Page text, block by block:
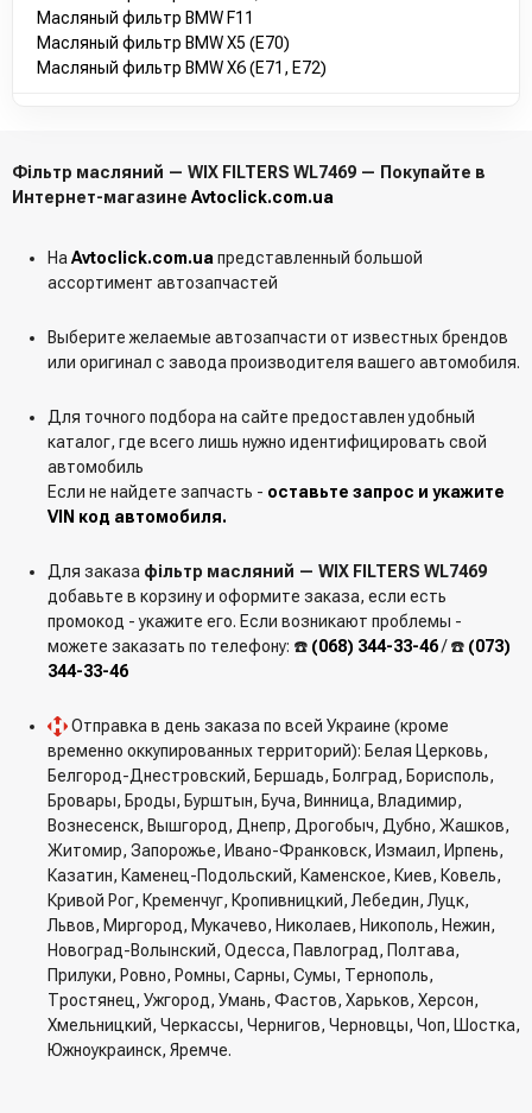
Масляный фильтр BMW F11
Масляный фильтр BMW X5 (E70)
Масляный фильтр BMW X6 (E71, E72)
Фільтр масляний — WIX FILTERS WL7469 — Покупайте в
Интернет-магазине Avtoclick.com.ua
НаAvtoclick.com.uaпредставленный большой
ассортимент автозапчастей
Выберите желаемые автозапчасти от известных брендов
или оригинал с завода производителя вашего автомобиля.
Для точного подбора на сайте предоставлен удобный
каталог, где всего лишь нужно идентифицировать свой
автомобиль
Если не найдете запчасть - оставьте запрос и укажите
VIN код автомобиля.
Для заказа фільтр масляний — WIX FILTERS WL7469
добавьте в корзину и оформите заказа, если есть
промокод - укажите его. Если возникают проблемы -
можете заказать по телефону: ☎️ (068) 344-33-46/ ☎️ (073)
344-33-46
Отправка в день заказа по всей Украине (кроме
временно оккупированных территорий): Белая Церковь,
Белгород-Днестровский, Бершадь, Болград, Борисполь,
Бровары, Броды, Бурштын, Буча, Винница, Владимир,
Вознесенск, Вышгород, Днепр, Дрогобыч, Дубно, Жашков,
Житомир, Запорожье, Ивано-Франковск, Измаил, Ирпень,
Казатин, Каменец-Подольский, Каменское, Киев, Ковель,
Кривой Рог, Кременчуг, Кропивницкий, Лебедин, Луцк,
Львов, Миргород, Мукачево, Николаев, Никополь, Нежин,
Новоград-Волынский, Одесса, Павлоград, Полтава,
Прилуки, Ровно, Ромны, Сарны, Сумы, Тернополь,
Тростянец, Ужгород, Умань, Фастов, Харьков, Херсон,
Хмельницкий, Черкассы, Чернигов, Черновцы, Чоп, Шостка,
Южноукраинск, Яремче.